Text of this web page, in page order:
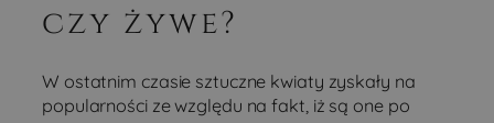
czy żywe?
W ostatnim czasie sztuczne kwiaty zyskały na
popularności ze względu na fakt, iż są one po